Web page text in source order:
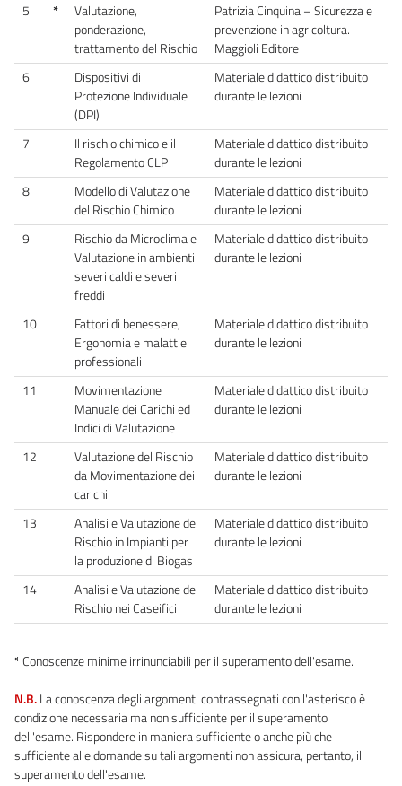
5
*
Valutazione,
ponderazione,
trattamento del Rischio
Patrizia Cinquina – Sicurezza e
prevenzione in agricoltura.
Maggioli Editore
6
Dispositivi di
Protezione Individuale
(DPI)
Materiale didattico distribuito
durante le lezioni
7
Il rischio chimico e il
Regolamento CLP
Materiale didattico distribuito
durante le lezioni
8
Modello di Valutazione
del Rischio Chimico
Materiale didattico distribuito
durante le lezioni
9
Rischio da Microclima e
Valutazione in ambienti
severi caldi e severi
freddi
Materiale didattico distribuito
durante le lezioni
10
Fattori di benessere,
Ergonomia e malattie
professionali
Materiale didattico distribuito
durante le lezioni
11
Movimentazione
Manuale dei Carichi ed
Indici di Valutazione
Materiale didattico distribuito
durante le lezioni
12
Valutazione del Rischio
da Movimentazione dei
carichi
Materiale didattico distribuito
durante le lezioni
13
Analisi e Valutazione del
Rischio in Impianti per
la produzione di Biogas
Materiale didattico distribuito
durante le lezioni
14
Analisi e Valutazione del
Rischio nei Caseifici
Materiale didattico distribuito
durante le lezioni
*Conoscenze minime irrinunciabili per il superamento dell'esame.
N.B.La conoscenza degli argomenti contrassegnati con l'asterisco è
condizione necessaria ma non sufficiente per il superamento
dell'esame. Rispondere in maniera sufficiente o anche più che
sufficiente alle domande su tali argomenti non assicura, pertanto, il
superamento dell'esame.